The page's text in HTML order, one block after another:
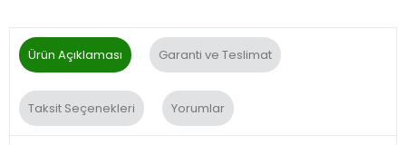
Ürün Açıklaması Garanti ve Teslimat
Taksit Seçenekleri Yorumlar